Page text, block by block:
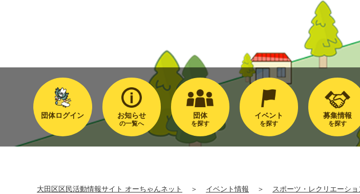
団体ログイン お知らせ
の一覧へ
団体
を探す
イベント
を探す
募集情報
を探す
大田区区民活動情報サイト オーちゃんネット ＞ イベント情報 ＞ スポーツ・レクリエーショ